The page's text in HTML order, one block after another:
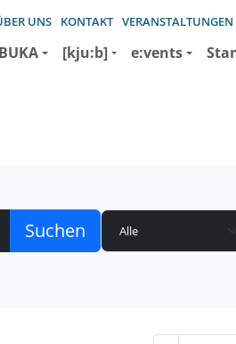
UNS KONTAKT VERANSTALTUNGEN
[kju:b] e:vents